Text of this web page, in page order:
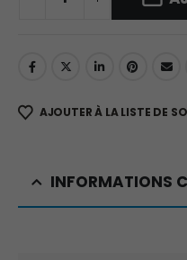
AJOUTER À LA LISTE DE
INFORMATIONS